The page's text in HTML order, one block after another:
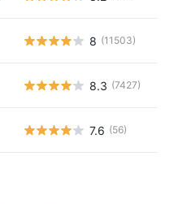
8 (11503)
8.3 (7427)
7.6 (56)